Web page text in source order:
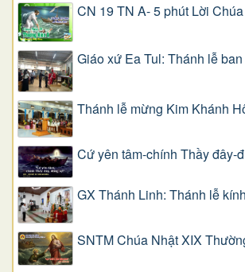
CN 19 TN A- 5 phút Lời
Giáo xứ Ea Tul: Thánh lễ
Thánh lễ mừng Kim Khánh
Cứ yên tâm-chính Thầy đây-
GX Thánh Linh: Thánh lễ
SNTM Chúa Nhật XIX